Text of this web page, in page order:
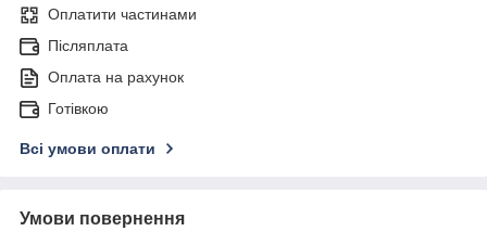
Оплатити частинами
Післяплата
Оплата на рахунок
Готівкою
Всі умови оплати
Умови повернення